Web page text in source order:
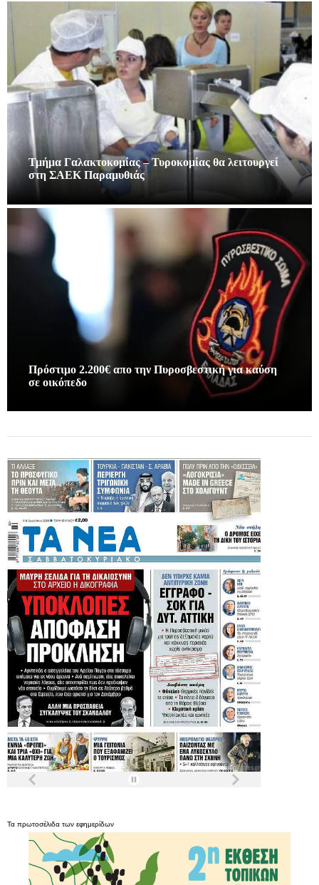
Τμήμα Γαλακτοκομίας – Τυροκομίας θα λειτουργεί
στη ΣΑΕΚ Παραμυθιάς
Πρόστιμο 2.200€ απο την Πυροσβεστική για καύση
σε οικόπεδο
Τα πρωτοσέλιδα των εφημερίδων